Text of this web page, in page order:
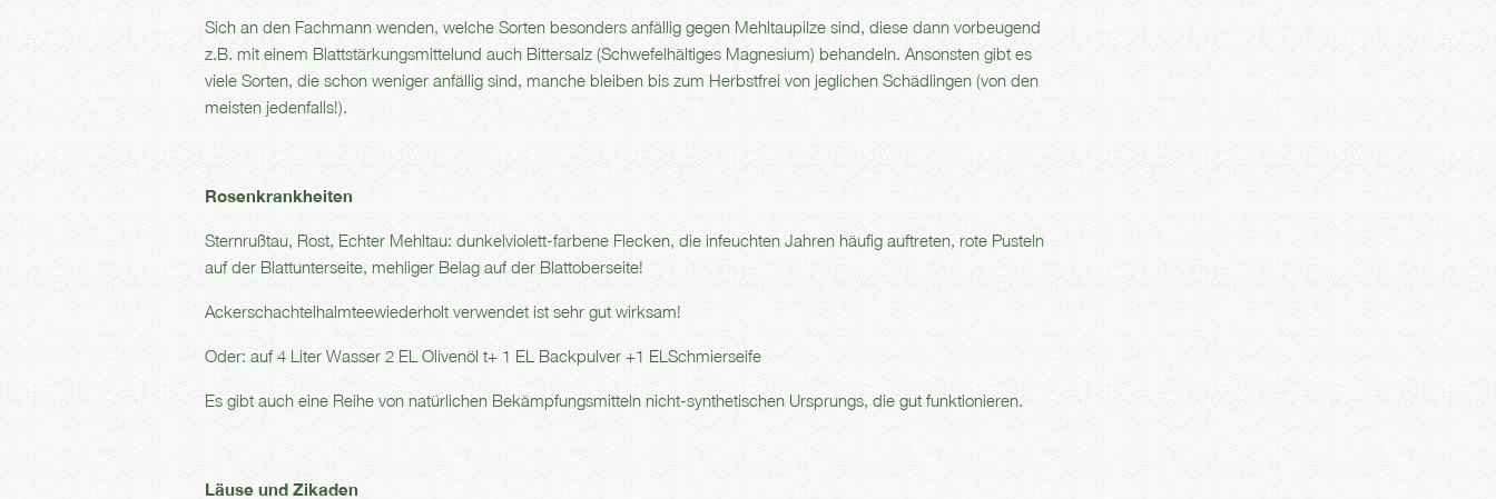
Sich an den Fachmann wenden, welche Sorten besonders anfällig gegen Mehltaupilze sind, diese dann vorbeugend
z.B. mit einem Blattstärkungsmittelund auch Bittersalz (Schwefelhältiges Magnesium) behandeln. Ansonsten gibt es
viele Sorten, die schon weniger anfällig sind, manche bleiben bis zum Herbstfrei von jeglichen Schädlingen (von den
meisten jedenfalls!).
Rosenkrankheiten
Sternrußtau, Rost, Echter Mehltau: dunkelviolett-farbene Flecken, die infeuchten Jahren häufig auftreten, rote Pusteln
auf der Blattunterseite, mehliger Belag auf der Blattoberseite!
Ackerschachtelhalmteewiederholt verwendet ist sehr gut wirksam!
Oder: auf 4 Liter Wasser 2 EL Olivenöl t+ 1 EL Backpulver +1 ELSchmierseife
Es gibt auch eine Reihe von natürlichen Bekämpfungsmitteln nicht-synthetischen Ursprungs, die gut funktionieren.
Läuse und Zikaden